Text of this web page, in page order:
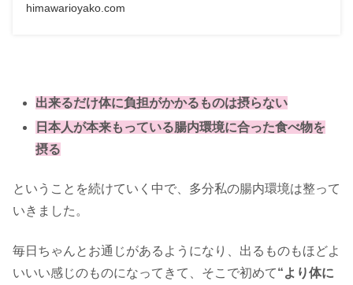
himawarioyako.com
出来るだけ体に負担がかかるものは摂らない
日本人が本来もっている腸内環境に合った食べ物を
摂る
ということを続けていく中で、多分私の腸内環境は整って
いきました。
毎日ちゃんとお通じがあるようになり、出るものもほどよ
いいい感じのものになってきて、そこで初めて“より体に